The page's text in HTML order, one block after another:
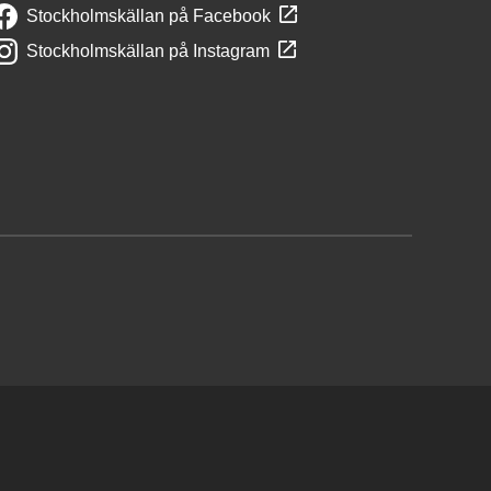
Stockholmskällan på Facebook
Stockholmskällan på Instagram